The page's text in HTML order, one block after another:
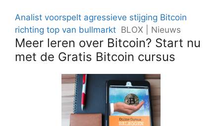
Analist voorspelt agressieve stijging Bitcoin
richting top van bullmarkt BLOX | Nieuws
Meer leren over Bitcoin? Start nu
met de Gratis Bitcoin cursus